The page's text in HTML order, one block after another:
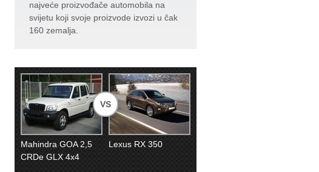
najveće proizvođače automobila na
svijetu koji svoje proizvode izvozi u čak
160 zemalja.
VS
Mahindra GOA 2,5
CRDe GLX 4x4
Lexus RX 350